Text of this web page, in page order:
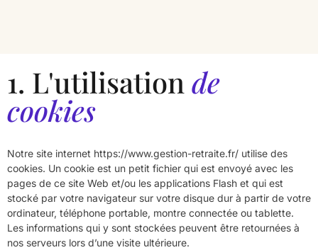
1. L'utilisation de
cookies
Notre site internet https://www.gestion-retraite.fr/ utilise des
cookies. Un cookie est un petit fichier qui est envoyé avec les
pages de ce site Web et/ou les applications Flash et qui est
stocké par votre navigateur sur votre disque dur à partir de votre
ordinateur, téléphone portable, montre connectée ou tablette.
Les informations qui y sont stockées peuvent être retournées à
nos serveurs lors d’une visite ultérieure.